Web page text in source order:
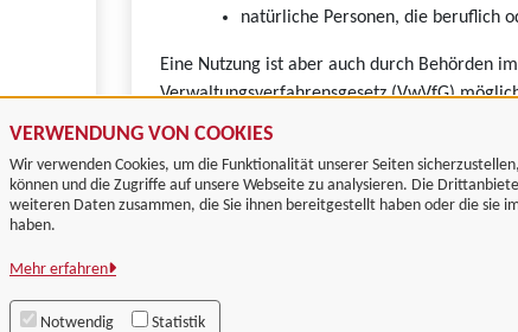
VERWENDUNG VON COOKIES
Wir verwenden Cookies, um die Funktionalität unserer Seiten
können und die Zugriffe auf unsere Webseite zu analysieren. Die
weiteren Daten zusammen, die Sie ihnen bereitgestellt haben oder die sie
haben.
Mehr erfahren
Notwendig Statistik
natürliche Personen, die beruflich
Eine Nutzung ist aber auch durch Behörden
Verwaltungsverfahrensgesetz (VwVfG)
Göttingen